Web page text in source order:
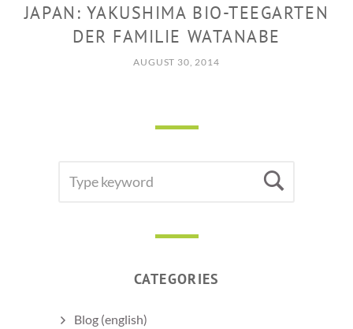
JAPAN: YAKUSHIMA BIO-TEEGARTEN
DER FAMILIE WATANABE
AUGUST 30, 2014
FOR:
CATEGORIES
Blog (english)